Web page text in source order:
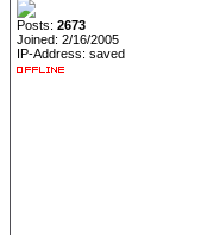
Posts: 2673
Joined: 2/16/2005
IP-Address: saved